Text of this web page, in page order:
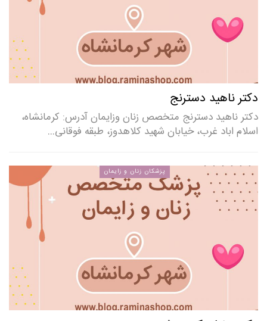
دکتر ناهید دسترنج
دکتر ناهید دسترنج متخصص زنان وزایمان آدرس: کرمانشاه،
اسلام اباد غرب، خیابان شهید کلاهدوز، طبقه فوقانی…
پزشکان زنان و زایمان